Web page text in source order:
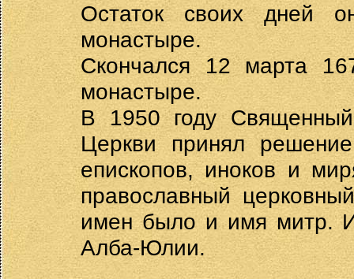
Остаток своих дней
монастыре.
Скончался 12 марта
монастыре.
В 1950 году
Церкви принял
епископов, иноков и
православный
имен было и имя митр.
Алба-Юлии.